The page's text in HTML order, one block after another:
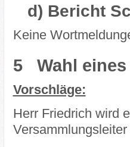
d) Bericht
Keine
5 Wahl
Vorschläge:
Herr Friedrich wird
Versammlungsleiter